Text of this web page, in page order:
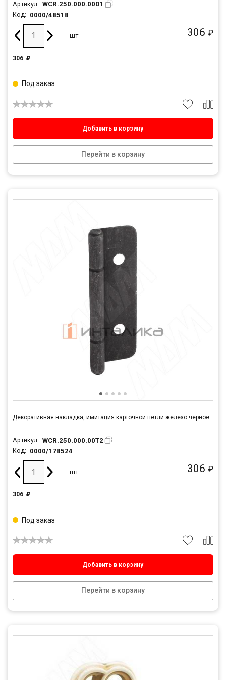
Артикул: WCR.250.000.00D1
Код: 0000/48518
306 ₽
шт
306 ₽
Добавить в корзину
Перейти в корзину
Под заказ
Декоративная накладка, имитация карточной петли железо черное
Артикул: WCR.250.000.00T2
Код: 0000/178524
306 ₽
шт
306 ₽
Добавить в корзину
Перейти в корзину
Под заказ